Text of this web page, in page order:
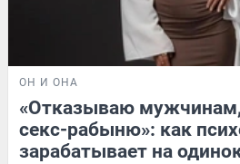
ОН И ОНА
«Отказываю
секс-рабыню»: как
зарабатывает на